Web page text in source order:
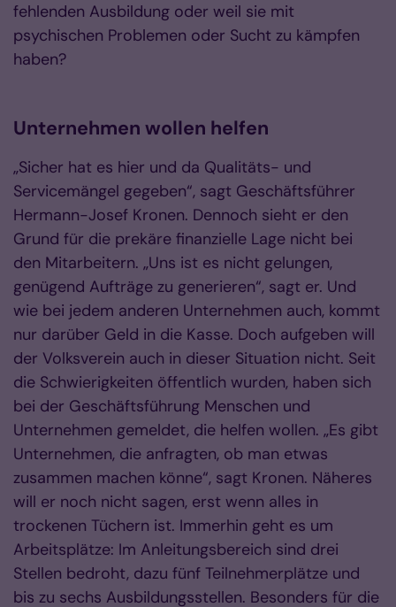
fehlenden Ausbildung oder weil sie mit
psychischen Problemen oder Sucht zu kämpfen
haben?
Unternehmen wollen helfen
„Sicher hat es hier und da Qualitäts- und
Servicemängel gegeben“, sagt Geschäftsführer
Hermann-Josef Kronen. Dennoch sieht er den
Grund für die prekäre finanzielle Lage nicht bei
den Mitarbeitern. „Uns ist es nicht gelungen,
genügend Aufträge zu generieren“, sagt er. Und
wie bei jedem anderen Unternehmen auch, kommt
nur darüber Geld in die Kasse. Doch aufgeben will
der Volksverein auch in dieser Situation nicht. Seit
die Schwierigkeiten öffentlich wurden, haben sich
bei der Geschäftsführung Menschen und
Unternehmen gemeldet, die helfen wollen. „Es gibt
Unternehmen, die anfragten, ob man etwas
zusammen machen könne“, sagt Kronen. Näheres
will er noch nicht sagen, erst wenn alles in
trockenen Tüchern ist. Immerhin geht es um
Arbeitsplätze: Im Anleitungsbereich sind drei
Stellen bedroht, dazu fünf Teilnehmerplätze und
bis zu sechs Ausbildungsstellen. Besonders für die